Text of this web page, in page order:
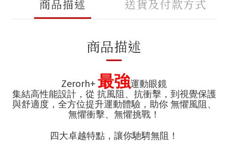
商品描述 送貨及付款方式
商品描述
Zerorh+最強運動眼鏡
集結高性能設計，從 抗風阻、抗衝擊，到視覺保護
與舒適度，全方位提升運動體驗，助你 無懼風阻、
無懼衝擊、無懼挑戰！
四大卓越特點，讓你馳騁無阻！